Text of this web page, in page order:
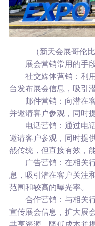
（新天会展哥伦
展会营销常用的手
社交媒体营销：利用
台发布展会信息，吸引
邮件营销：向潜在客
并邀请客户参观，同时
电话营销：通过电话
邀请客户参观，同时提
然传统，但直接有效，
广告营销：在相关行
息，吸引潜在客户关注
范围和较高的曝光率。
合作营销：与相关行
宣传展会信息，扩大展
共享资源、降低成本并